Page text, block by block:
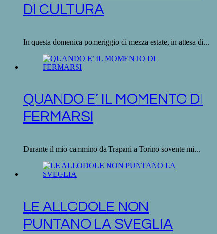
DI CULTURA
In questa domenica pomeriggio di mezza estate, in attesa di...
QUANDO E’ IL MOMENTO DI
FERMARSI
Durante il mio cammino da Trapani a Torino sovente mi...
LE ALLODOLE NON
PUNTANO LA SVEGLIA